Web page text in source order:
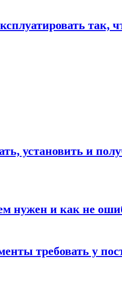
так,
установить и
нужен и как не
требовать у